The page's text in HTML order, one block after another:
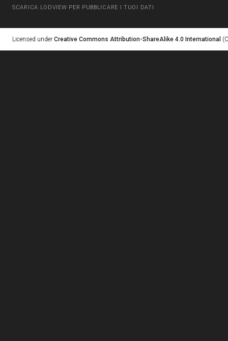
SCARICA LODVIEW PER PUBBLICARE I TUOI DATI
Licensed under Creative Commons Attribution-ShareAlike 4.0 International